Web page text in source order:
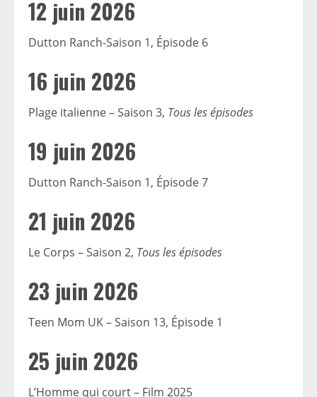
12 juin 2026
Dutton Ranch-Saison 1, Épisode 6
16 juin 2026
Plage italienne – Saison 3, Tous les épisodes
19 juin 2026
Dutton Ranch-Saison 1, Épisode 7
21 juin 2026
Le Corps – Saison 2, Tous les épisodes
23 juin 2026
Teen Mom UK – Saison 13, Épisode 1
25 juin 2026
L’Homme qui court – Film 2025